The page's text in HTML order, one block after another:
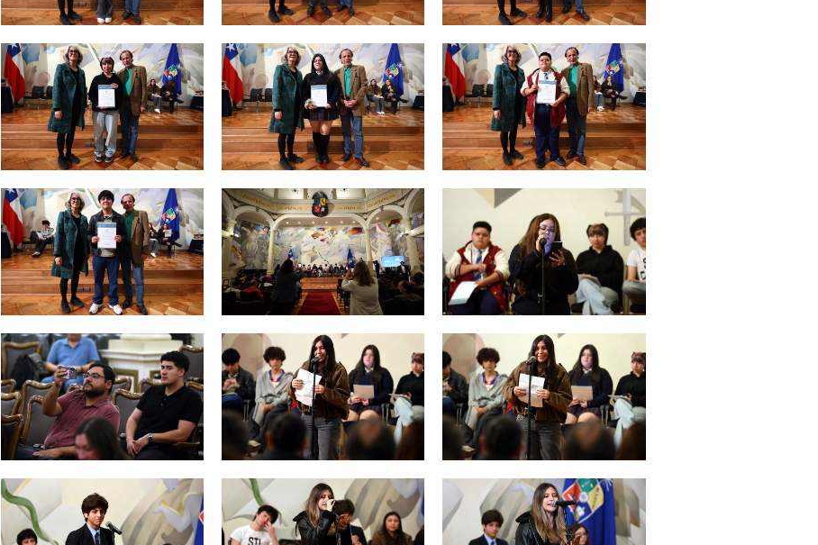
Zoom Zoom Zoom
Zoom Zoom Zoom
Zoom Zoom Zoom
Zoom Zoom